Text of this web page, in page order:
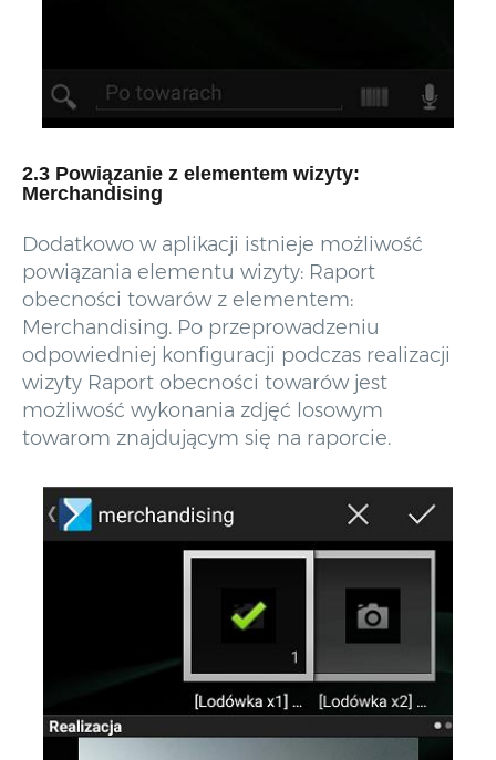
2.3 Powiązanie z elementem wizyty:
Merchandising
Dodatkowo w aplikacji istnieje możliwość
powiązania elementu wizyty: Raport
obecności towarów z elementem:
Merchandising. Po przeprowadzeniu
odpowiedniej konfiguracji podczas realizacji
wizyty Raport obecności towarów jest
możliwość wykonania zdjęć losowym
towarom znajdującym się na raporcie.